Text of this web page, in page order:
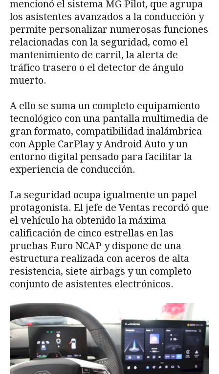
mencionó el sistema MG Pilot, que agrupa
los asistentes avanzados a la conducción y
permite personalizar numerosas funciones
relacionadas con la seguridad, como el
mantenimiento de carril, la alerta de
tráfico trasero o el detector de ángulo
muerto.
A ello se suma un completo equipamiento
tecnológico con una pantalla multimedia de
gran formato, compatibilidad inalámbrica
con Apple CarPlay y Android Auto y un
entorno digital pensado para facilitar la
experiencia de conducción.
La seguridad ocupa igualmente un papel
protagonista. El jefe de Ventas recordó que
el vehículo ha obtenido la máxima
calificación de cinco estrellas en las
pruebas Euro NCAP y dispone de una
estructura realizada con aceros de alta
resistencia, siete airbags y un completo
conjunto de asistentes electrónicos.